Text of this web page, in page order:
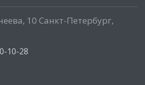
10 Санкт-Петербург,
10-28